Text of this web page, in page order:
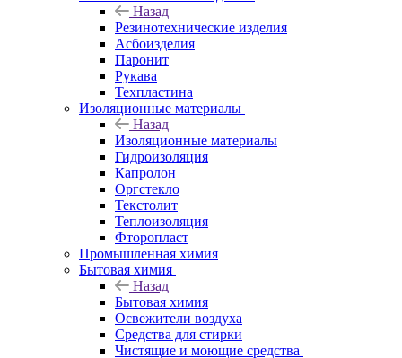
Назад
Резинотехнические изделия
Асбоизделия
Паронит
Рукава
Техпластина
Изоляционные материалы
Назад
Изоляционные материалы
Гидроизоляция
Капролон
Оргстекло
Текстолит
Теплоизоляция
Фторопласт
Промышленная химия
Бытовая химия
Назад
Бытовая химия
Освежители воздуха
Средства для стирки
Чистящие и моющие средства